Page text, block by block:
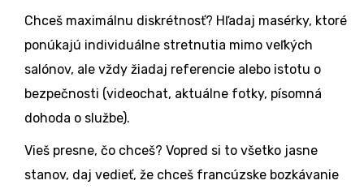
Chceš maximálnu diskrétnosť? Hľadaj masérky, ktoré
ponúkajú individuálne stretnutia mimo veľkých
salónov, ale vždy žiadaj referencie alebo istotu o
bezpečnosti (videochat, aktuálne fotky, písomná
dohoda o službe).
Vieš presne, čo chceš? Vopred si to všetko jasne
stanov, daj vedieť, že chceš francúzske bozkávanie